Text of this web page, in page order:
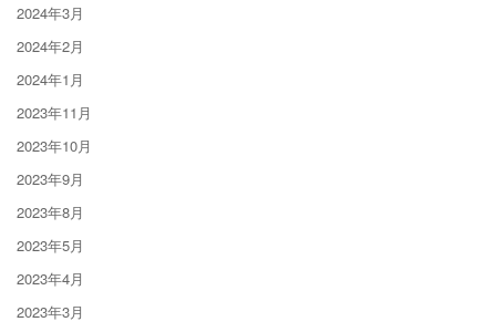
2024年3月
2024年2月
2024年1月
2023年11月
2023年10月
2023年9月
2023年8月
2023年5月
2023年4月
2023年3月